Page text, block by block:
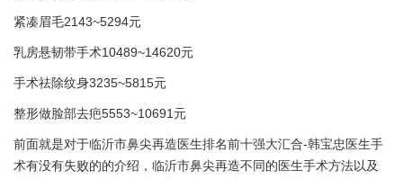
紧凑眉毛2143~5294元
乳房悬韧带手术10489~14620元
手术祛除纹身3235~5815元
整形做脸部去疤5553~10691元
前面就是对于临沂市鼻尖再造医生排名前十强大汇合-韩宝忠医生手
术有没有失败的的介绍，临沂市鼻尖再造不同的医生手术方法以及